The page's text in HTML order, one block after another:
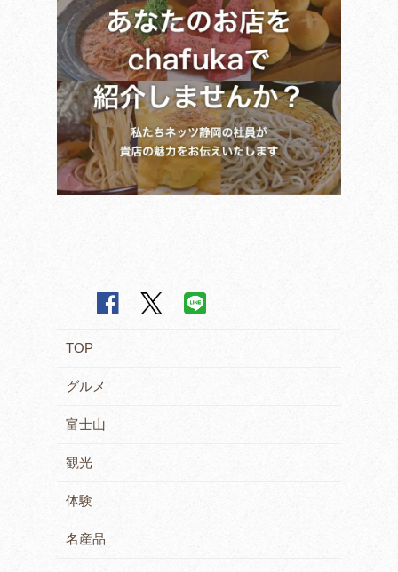
TOP
グルメ
富士山
観光
体験
名産品